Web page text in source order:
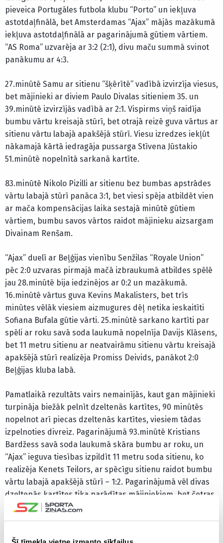
pieveica Portugāles futbola klubu “Porto” un iekļuva
astotdaļfinālā, bet Amsterdamas “Ajax” mājās mazākumā
iekļuva astotdaļfinālā ar pagarinājumā gūtiem vārtiem.
“AS Roma” uzvarēja ar 3:2 (2:1), divu maču summā svinot
panākumu ar 4:3.
27.minūtē Samu ar sitienu “šķērītē” vadībā izvirzīja viesus,
bet mājinieki ar diviem Paulo Divalas sitieniem 35. un
39.minūtē izvirzījās vadībā ar 2:1. Vispirms viņš raidīja
bumbu vārtu kreisajā stūrī, bet otrajā reizē guva vārtus ar
sitienu vārtu labajā apakšējā stūrī. Viesu izredzes iekļūt
nākamajā kārtā iedragāja pussarga Stīvena Jūstakio
51.minūtē nopelnītā sarkanā kartīte.
83.minūtē Nikolo Pizilli ar sitienu bez bumbas apstrādes
vārtu labajā stūrī panāca 3:1, bet viesi spēja atbildēt vien
ar mača kompensācijas laika sestajā minūtē gūtiem
vārtiem, bumbu savos vārtos raidot mājinieku aizsargam
Divainam Renšam.
“Ajax” duelī ar Beļģijas vienību Senžilas “Royale Union”
pēc 2:0 uzvaras pirmajā mačā izbraukumā atbildes spēlē
jau 28.minūtē bija iedzinējos ar 0:2 un mazākumā.
16.minūtē vārtus guva Kevins Makalisters, bet trīs
minūtes vēlāk viesiem aizmugures dēļ netika ieskaitīti
Sofiana Bufala gūtie vārti. 25.minūtē sarkano kartīti par
spēli ar roku savā soda laukumā nopelnīja Davijs Klāsens,
bet 11 metru sitienu ar neatvairāmu sitienu vārtu kreisajā
apakšējā stūrī realizēja Promiss Deivids, panākot 2:0
Beļģijas kluba labā.
Pamatlaikā rezultāts vairs nemainījās, kaut gan mājinieki
turpināja biežāk pelnīt dzeltenās kartītes, 90 minūtēs
nopelnot arī piecas dzeltenās kartītes, viesiem tādas
izpelnoties divreiz. Pagarinājumā 93.minūtē Kristians
Bardžess savā soda laukumā skāra bumbu ar roku, un
“Ajax” ieguva tiesības izpildīt 11 metru soda sitienu, ko
realizēja Kenets Teilors, ar spēcīgu sitienu raidot bumbu
vārtu labajā apakšējā stūrī – 1:2. Pagarinājumā vēl divas
dzeltenās kartītes tika parādītas mājiniekiem, bet četras
kartītes – viesiem.